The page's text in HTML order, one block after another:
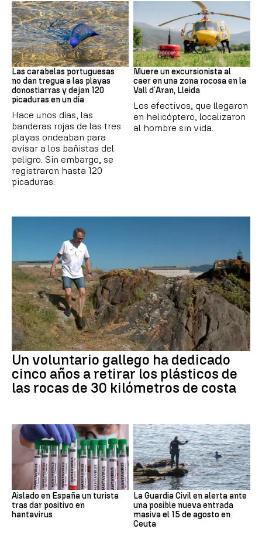
PAÍS VASCO
Las carabelas portuguesas
no dan tregua a las playas
donostiarras y dejan 120
picaduras en un día
Hace unos días, las
banderas rojas de las tres
playas ondeaban para
avisar a los bañistas del
peligro. Sin embargo, se
registraron hasta 120
picaduras.
Cataluña
Muere un excursionista al
caer en una zona rocosa en la
Vall d´Aran, Lleida
Los efectivos, que llegaron
en helicóptero, localizaron
al hombre sin vida.
Un voluntario gallego ha dedicado
cinco años a retirar los plásticos de
las rocas de 30 kilómetros de costa
Aislado en España un turista
tras dar positivo en
hantavirus
La Guardia Civil en alerta ante
una posible nueva entrada
masiva el 15 de agosto en
Ceuta